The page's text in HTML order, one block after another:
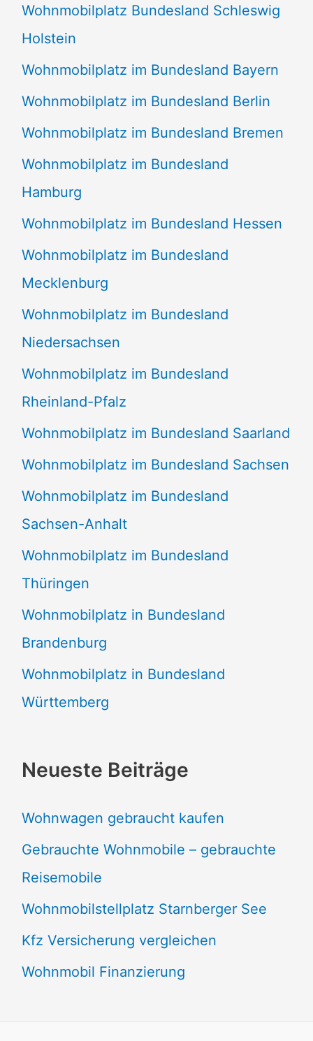
Wohnmobilplatz Bundesland Schleswig
Holstein
Wohnmobilplatz im Bundesland Bayern
Wohnmobilplatz im Bundesland Berlin
Wohnmobilplatz im Bundesland Bremen
Wohnmobilplatz im Bundesland
Hamburg
Wohnmobilplatz im Bundesland Hessen
Wohnmobilplatz im Bundesland
Mecklenburg
Wohnmobilplatz im Bundesland
Niedersachsen
Wohnmobilplatz im Bundesland
Rheinland-Pfalz
Wohnmobilplatz im Bundesland Saarland
Wohnmobilplatz im Bundesland Sachsen
Wohnmobilplatz im Bundesland
Sachsen-Anhalt
Wohnmobilplatz im Bundesland
Thüringen
Wohnmobilplatz in Bundesland
Brandenburg
Wohnmobilplatz in Bundesland
Württemberg
Neueste Beiträge
Wohnwagen gebraucht kaufen
Gebrauchte Wohnmobile – gebrauchte
Reisemobile
Wohnmobilstellplatz Starnberger See
Kfz Versicherung vergleichen
Wohnmobil Finanzierung